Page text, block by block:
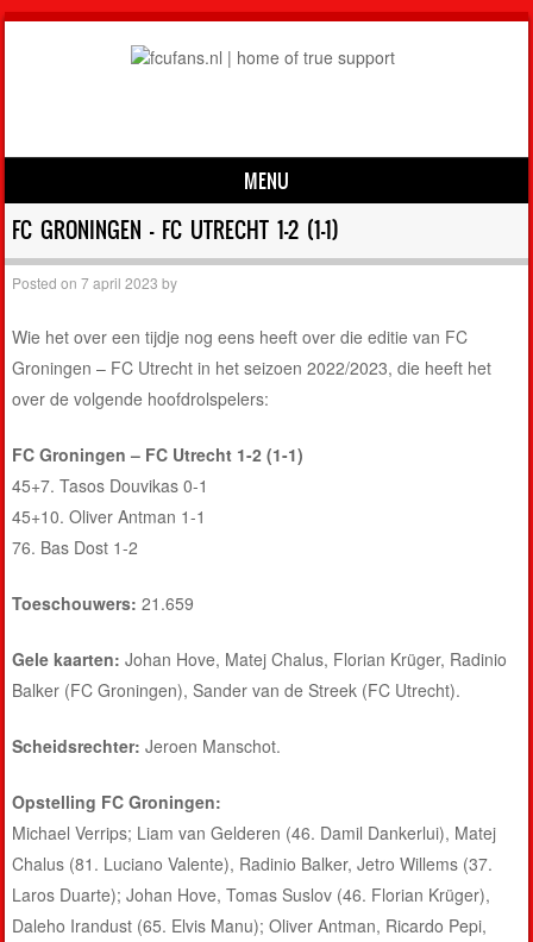
MENU
Skip to content
FC GRONINGEN – FC UTRECHT 1-2 (1-1)
Posted on7 april 2023 by
Wie het over een tijdje nog eens heeft over die editie van FC
Groningen – FC Utrecht in het seizoen 2022/2023, die heeft het
over de volgende hoofdrolspelers:
FC Groningen – FC Utrecht 1-2 (1-1)
45+7. Tasos Douvikas 0-1
45+10. Oliver Antman 1-1
76. Bas Dost 1-2
Toeschouwers: 21.659
Gele kaarten: Johan Hove, Matej Chalus, Florian Krüger, Radinio
Balker (FC Groningen), Sander van de Streek (FC Utrecht).
Scheidsrechter: Jeroen Manschot.
Opstelling FC Groningen:
Michael Verrips; Liam van Gelderen (46. Damil Dankerlui), Matej
Chalus (81. Luciano Valente), Radinio Balker, Jetro Willems (37.
Laros Duarte); Johan Hove, Tomas Suslov (46. Florian Krüger),
Daleho Irandust (65. Elvis Manu); Oliver Antman, Ricardo Pepi,